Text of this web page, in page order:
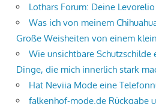
Lothars Forum: Deine
Was ich von meinem
Große Weisheiten von einem
Wie unsichtbare Schutzschilde
Dinge, die mich innerlich stark
Hat Neviia Mode eine
falkenhof-mode.de Rückgabe